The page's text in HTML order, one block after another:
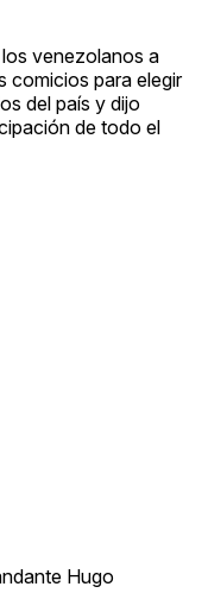
venezolanos a
comicios para elegir
del país y dijo
de todo el
Hugo